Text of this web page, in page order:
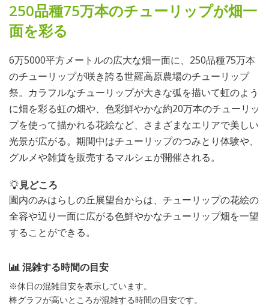
250品種75万本のチューリップが畑一
面を彩る
6万5000平方メートルの広大な畑一面に、250品種75万本
のチューリップが咲き誇る世羅高原農場のチューリップ
祭。カラフルなチューリップが大きな弧を描いて虹のよう
に畑を彩る虹の畑や、色彩鮮やかな約20万本のチューリッ
プを使って描かれる花絵など、さまざまなエリアで美しい
光景が広がる。期間中はチューリップのつみとり体験や、
グルメや雑貨を販売するマルシェが開催される。
見どころ
園内のみはらしの丘展望台からは、チューリップの花絵の
全容や辺り一面に広がる色鮮やかなチューリップ畑を一望
することができる。
混雑する時間の目安
※休日の混雑目安を表示しています。
棒グラフが高いところが混雑する時間の目安です。